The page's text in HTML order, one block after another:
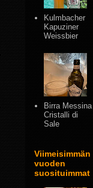
Kulmbacher
Kapuziner
Weissbier
Birra Messina
Cristalli di
Sale
Viimeisimmän
vuoden
suosituimmat